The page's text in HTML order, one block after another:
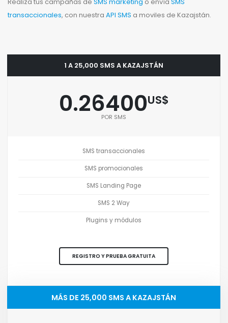
Realiza tus campañas de SMS marketing o envía SMS
transaccionales, con nuestra API SMS a moviles de Kazajstán.
1 A 25,000 SMS A KAZAJSTÁN
0.26400US$
POR SMS
SMS transaccionales
SMS promocionales
SMS Landing Page
SMS 2 Way
Plugins y módulos
REGISTRO Y PRUEBA GRATUITA
MÁS DE 25,000 SMS A KAZAJSTÁN